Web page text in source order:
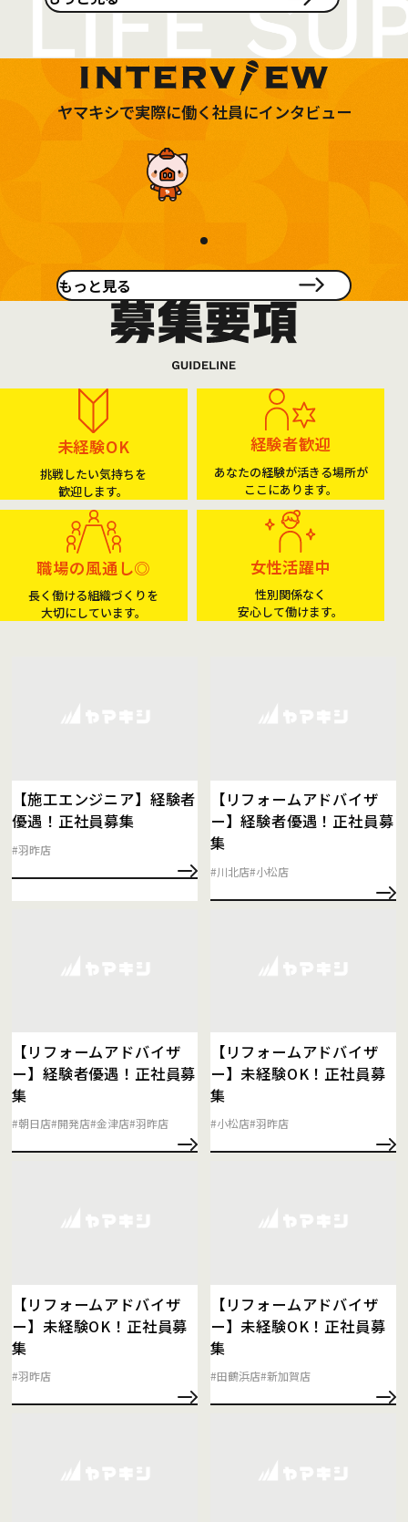
ヤマキシで実際に働く社員にインタビュー
もっと見る
未経験OK
挑戦したい気持ちを
歓迎します。
経験者歓迎
あなたの経験が活きる場所が
ここにあります。
職場の風通し◎
長く働ける組織づくりを
大切にしています。
女性活躍中
性別関係なく
安心して働けます。
【施工エンジニア】経験者
優遇！正社員募集
#羽昨店
【リフォームアドバイザ
ー】経験者優遇！正社員募
集
#川北店#小松店
【リフォームアドバイザ
ー】経験者優遇！正社員募
集
#朝日店#開発店#金津店#羽昨店
【リフォームアドバイザ
ー】未経験OK！正社員募
集
#小松店#羽昨店
【リフォームアドバイザ
ー】未経験OK！正社員募
集
#羽昨店
【リフォームアドバイザ
ー】未経験OK！正社員募
集
#田鶴浜店#新加賀店